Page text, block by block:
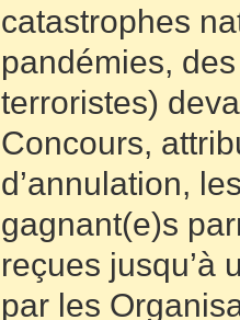
catastrophes
pandémies,
terroristes)
Concours,
d’annulation,
gagnant(e)s
reçues jusqu’à
par les